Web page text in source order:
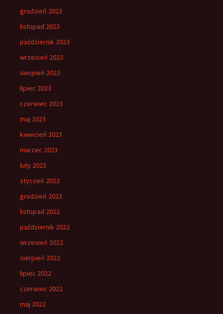
grudzień 2023
listopad 2023
październik 2023
wrzesień 2023
sierpień 2023
lipiec 2023
czerwiec 2023
maj 2023
kwiecień 2023
marzec 2023
luty 2023
styczeń 2023
grudzień 2022
listopad 2022
październik 2022
wrzesień 2022
sierpień 2022
lipiec 2022
czerwiec 2022
maj 2022